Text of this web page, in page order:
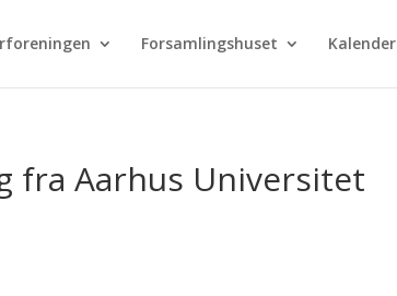
Forsamlingshuset Kalender
fra Aarhus Universitet